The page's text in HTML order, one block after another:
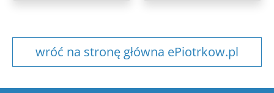
wróć na stronę główna ePiotrkow.pl